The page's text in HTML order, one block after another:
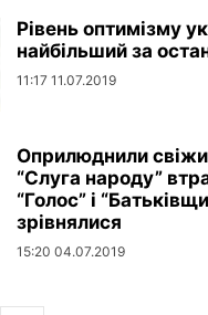
Рівень оптимізму
найбільший за
11:17 11.07.2019
Оприлюднили
“Слуга народу”
“Голос” і
зрівнялися
15:20 04.07.2019